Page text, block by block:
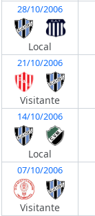
28/10/2006
Local
21/10/2006
Visitante
14/10/2006
Local
07/10/2006
Visitante